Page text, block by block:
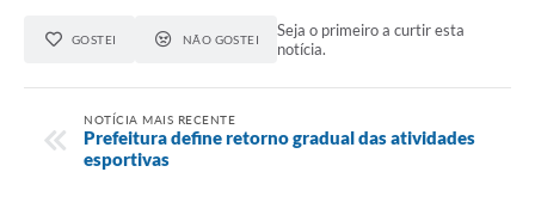
GOSTEI NÃO GOSTEI
Seja o primeiro a curtir esta
notícia.
NOTÍCIA MAIS RECENTE
Prefeitura define retorno gradual das atividades
esportivas